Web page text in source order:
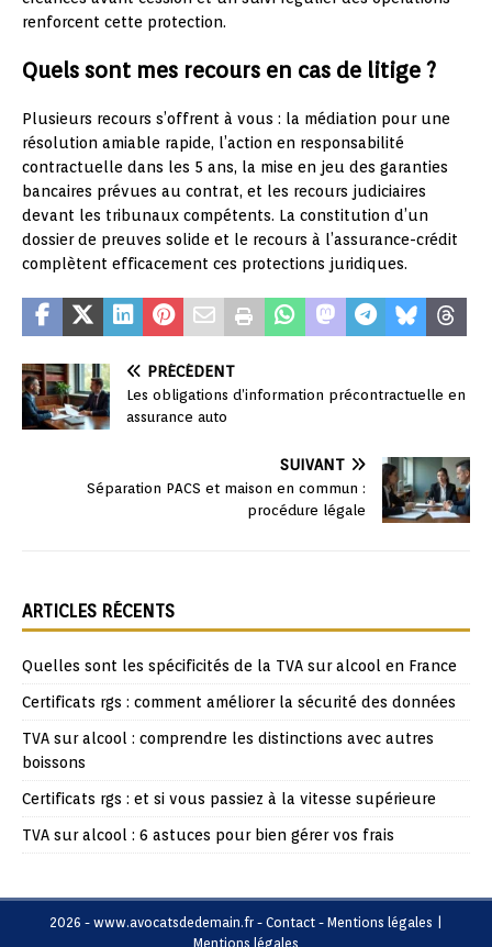
renforcent cette protection.
Quels sont mes recours en cas de litige ?
Plusieurs recours s’offrent à vous : la médiation pour une
résolution amiable rapide, l’action en responsabilité
contractuelle dans les 5 ans, la mise en jeu des garanties
bancaires prévues au contrat, et les recours judiciaires
devant les tribunaux compétents. La constitution d’un
dossier de preuves solide et le recours à l’assurance-crédit
complètent efficacement ces protections juridiques.
PRÉCÉDENT
Les obligations d’information précontractuelle en
assurance auto
SUIVANT
Séparation PACS et maison en commun :
procédure légale
ARTICLES RÉCENTS
Quelles sont les spécificités de la TVA sur alcool en France
Certificats rgs : comment améliorer la sécurité des données
TVA sur alcool : comprendre les distinctions avec autres
boissons
Certificats rgs : et si vous passiez à la vitesse supérieure
TVA sur alcool : 6 astuces pour bien gérer vos frais
2026 - www.avocatsdedemain.fr - Contact - Mentions légales |
Mentions légales